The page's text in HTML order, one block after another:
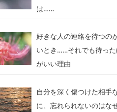
は……
好きな人の連絡を待つの
いとき……それでも待った
がいい理由
自分を深く傷つけた相手
に、忘れられないのはな